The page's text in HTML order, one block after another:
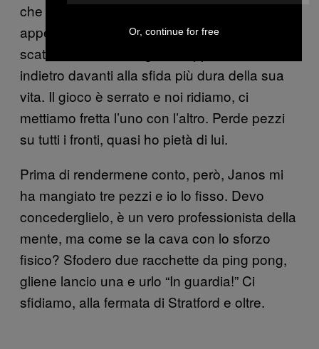
che fa il croupier al Victoria Casino e ha
appena finito il turno—ne abbia piene le
scatole dei tavoli da gioco, eppure non si tira
indietro davanti alla sfida più dura della sua
vita. Il gioco è serrato e noi ridiamo, ci
mettiamo fretta l’uno con l’altro. Perde pezzi
su tutti i fronti, quasi ho pietà di lui.
Prima di rendermene conto, però, Janos mi
ha mangiato tre pezzi e io lo fisso. Devo
concederglielo, è un vero professionista della
mente, ma come se la cava con lo sforzo
fisico? Sfodero due racchette da ping pong,
gliene lancio una e urlo “In guardia!” Ci
sfidiamo, alla fermata di Stratford e oltre.
Or, continue for free